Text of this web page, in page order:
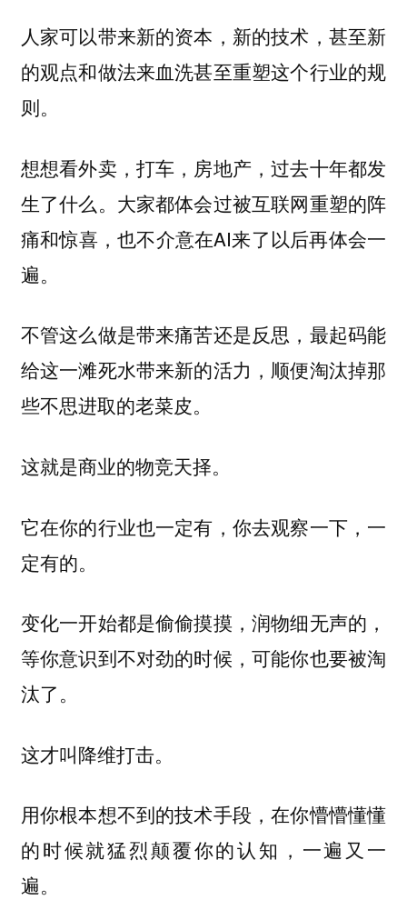
人家可以带来新的资本，新的技术，甚至新
的观点和做法来血洗甚至重塑这个行业的规
则。
想想看外卖，打车，房地产，过去十年都发
生了什么。大家都体会过被互联网重塑的阵
痛和惊喜，也不介意在AI来了以后再体会一
遍。
不管这么做是带来痛苦还是反思，最起码能
给这一滩死水带来新的活力，顺便淘汰掉那
些不思进取的老菜皮。
这就是商业的物竞天择。
它在你的行业也一定有，你去观察一下，一
定有的。
变化一开始都是偷偷摸摸，润物细无声的，
等你意识到不对劲的时候，可能你也要被淘
汰了。
这才叫降维打击。
用你根本想不到的技术手段，在你懵懵懂懂
的时候就猛烈颠覆你的认知，一遍又一
遍。